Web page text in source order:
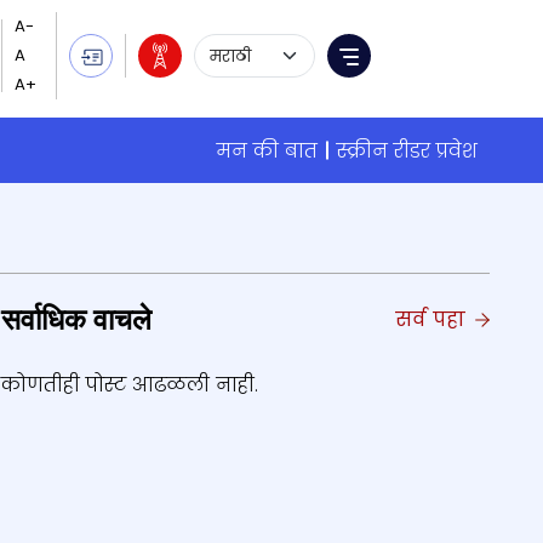
Language Selection
Menu
मन की बात स्क्रीन रीडर प्रवेश
सर्वाधिक वाचले सर्व पहा
कोणतीही पोस्ट आढळली नाही.